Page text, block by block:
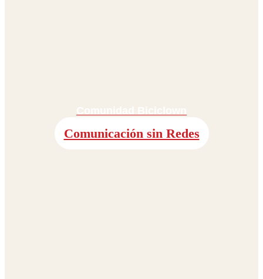
Comunicación sin Redes